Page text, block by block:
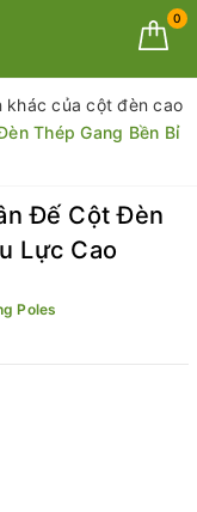
0
khác của cột đèn cao
Thép Gang Bền Bỉ
Đế Cột Đèn
Lực Cao
Poles